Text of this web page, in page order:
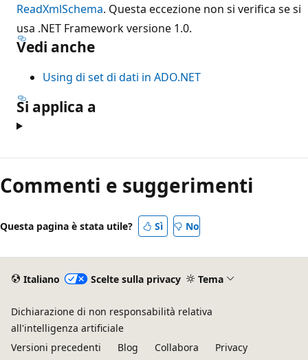
ReadXmlSchema. Questa eccezione non si verifica se si
usa .NET Framework versione 1.0.
Vedi anche
Using di set di dati in ADO.NET
Si applica a
Commenti e suggerimenti
Questa pagina è stata utile? Sì No
Italiano Scelte sulla privacy Tema
Dichiarazione di non responsabilità relativa
all'intelligenza artificiale
Versioni precedenti
Blog Collabora Privacy